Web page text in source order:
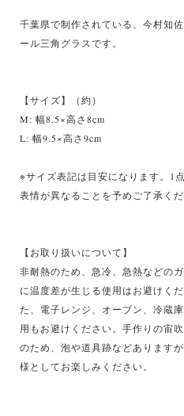
千葉県で制作されている、今村知
ール三角グラスです。
【サイズ】（約）
M: 幅8.5×高さ8cm
L: 幅9.5×高さ9cm
※サイズ表記は目安になります。1
表情が異なることを予めご了承くだ
【お取り扱いについて】
非耐熱のため、急冷、急熱などの
に温度差が生じる使用はお避けく
た、電子レンジ、オーブン、冷蔵
用もお避けください。手作りの宙
のため、泡や道具跡などあります
様としてお楽しみください。